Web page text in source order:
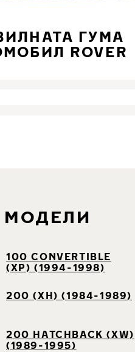
ГУМА
ROVER
МОДЕЛИ
100 CONVERTIBLE
(XP) (1994-1998)
200 (XH) (1984-1989)
200 HATCHBACK (XW)
(1989-1995)